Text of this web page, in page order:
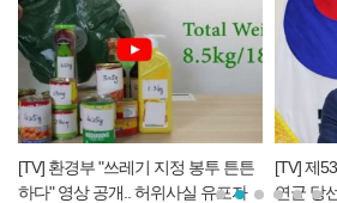
[TV] 환경부 "쓰레기 지정 봉투 튼튼
하다" 영상 공개.. 허위사실 유포자
[TV] 제
연균 당